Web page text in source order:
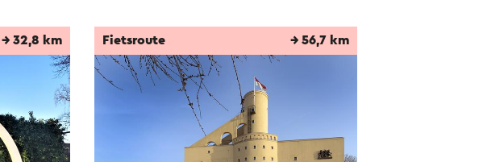
→ 32,8 km Fietsroute → 56,7 km